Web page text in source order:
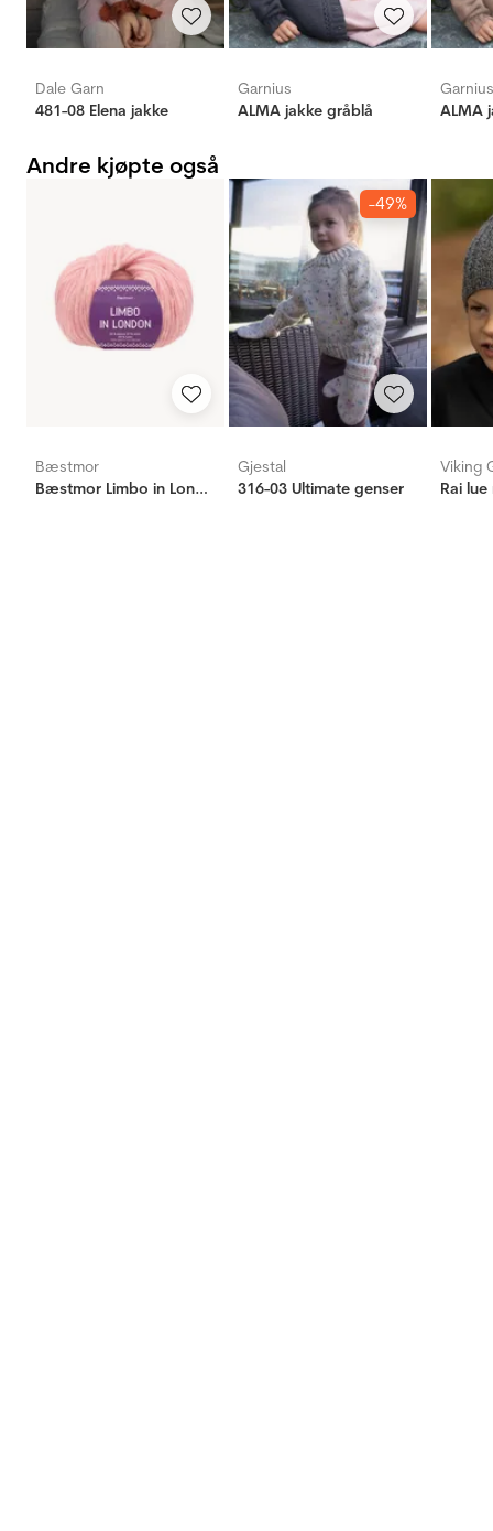
Dale Garn
481-08 Elena jakke
Garnius
ALMA jakke gråblå
Garnius
ALMA
Andre kjøpte også
Bæstmor
Bæstmor Limbo in London
-49%
Gjestal
316-03 Ultimate genser
Viking
Rai